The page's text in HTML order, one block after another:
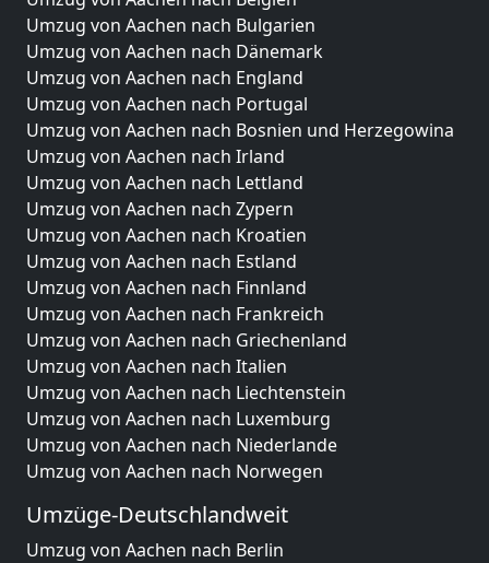
Umzug von Aachen nach Bulgarien
Umzug von Aachen nach Dänemark
Umzug von Aachen nach England
Umzug von Aachen nach Portugal
Umzug von Aachen nach Bosnien und Herzegowina
Umzug von Aachen nach Irland
Umzug von Aachen nach Lettland
Umzug von Aachen nach Zypern
Umzug von Aachen nach Kroatien
Umzug von Aachen nach Estland
Umzug von Aachen nach Finnland
Umzug von Aachen nach Frankreich
Umzug von Aachen nach Griechenland
Umzug von Aachen nach Italien
Umzug von Aachen nach Liechtenstein
Umzug von Aachen nach Luxemburg
Umzug von Aachen nach Niederlande
Umzug von Aachen nach Norwegen
Umzüge-Deutschlandweit
Umzug von Aachen nach Berlin